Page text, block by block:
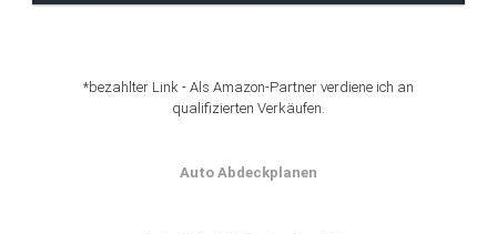
*bezahlter Link - Als Amazon-Partner verdiene ich an
qualifizierten Verkäufen.
Auto Abdeckplanen